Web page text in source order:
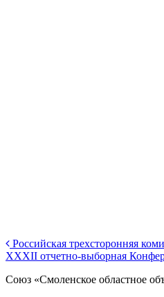
Российская трехсторонняя
XXXII отчетно-выборная
Союз «Смоленское областное